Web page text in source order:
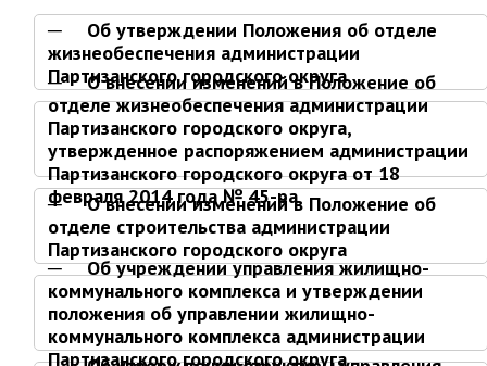
Первый заместитель
Заместители главы администрации
График приёма граждан
август 2026 г.
июль 2026 г.
июнь 2026 г.
май 2026 г.
апрель 2026 г.
март 2026 г.
февраль 2026 г.
январь 2026 г.
Об утверждении Положения об отделе
жизнеобеспечения администрации
Партизанского городского округа
О внесении изменений в Положение об
отделе жизнеобеспечения администрации
Партизанского городского округа,
утвержденное распоряжением администрации
Партизанского городского округа от 18
февраля 2014 года № 45-ра
О внесении изменений в Положение об
отделе строительства администрации
Партизанского городского округа
Об учреждении управления жилищно-
коммунального комплекса и утверждении
положения об управлении жилищно-
коммунального комплекса администрации
Партизанского городского округа